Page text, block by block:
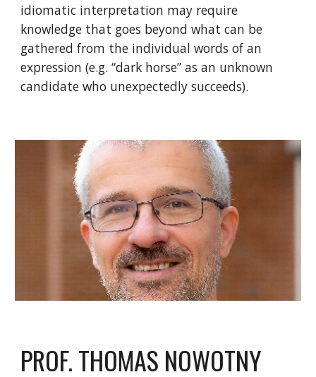
idiomatic interpretation may require
knowledge that goes beyond what can be
gathered from the individual words of an
expression (e.g. “dark horse” as an unknown
candidate who unexpectedly succeeds).
PROF. THOMAS NOWOTNY